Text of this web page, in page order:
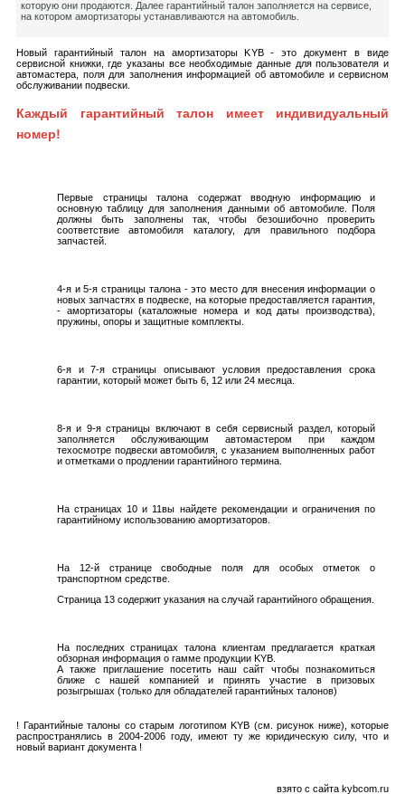
которую они продаются. Далее гарантийный талон заполняется на сервисе,
на котором амортизаторы устанавливаются на автомобиль.
Новый гарантийный талон на амортизаторы KYB - это документ в виде
сервисной книжки, где указаны все необходимые данные для пользователя и
автомастера, поля для заполнения информацией об автомобиле и сервисном
обслуживании подвески.
Каждый гарантийный талон имеет индивидуальный
номер!
Первые страницы талона содержат вводную информацию и
основную таблицу для заполнения данными об автомобиле. Поля
должны быть заполнены так, чтобы безошибочно проверить
соответствие автомобиля каталогу, для правильного подбора
запчастей.
4-я и 5-я страницы талона - это место для внесения информации о
новых запчастях в подвеске, на которые предоставляется гарантия,
- амортизаторы (каталожные номера и код даты производства),
пружины, опоры и защитные комплекты.
6-я и 7-я страницы описывают условия предоставления срока
гарантии, который может быть 6, 12 или 24 месяца.
8-я и 9-я страницы включают в себя сервисный раздел, который
заполняется обслуживающим автомастером при каждом
техосмотре подвески автомобиля, с указанием выполненных работ
и отметками о продлении гарантийного термина.
На страницах 10 и 11вы найдете рекомендации и ограничения по
гарантийному использованию амортизаторов.
На 12-й странице свободные поля для особых отметок о
транспортном средстве.
Страница 13 содержит указания на случай гарантийного обращения.
На последних страницах талона клиентам предлагается краткая
обзорная информация о гамме продукции KYB.
А также приглашение посетить наш сайт чтобы познакомиться
ближе с нашей компанией и принять участие в призовых
розыгрышах (только для обладателей гарантийных талонов)
! Гарантийные талоны со старым логотипом KYB (см. рисунок ниже), которые
распространялись в 2004-2006 году, имеют ту же юридическую силу, что и
новый вариант документа !
взято с сайта kybcom.ru